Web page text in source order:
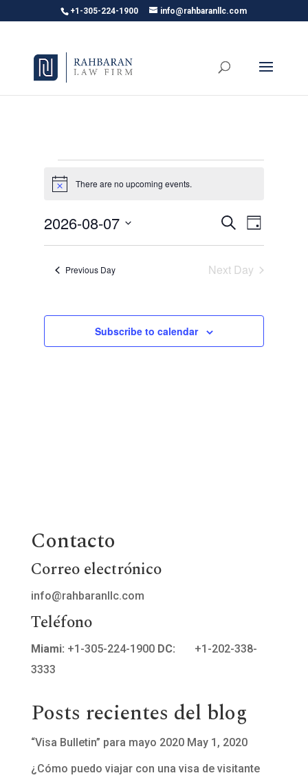
+1-305-224-1900 info@rahbaranllc.com
Events
for
August
7,
2026
Notice There are no upcoming events.
Events
Search
Views
Search
Day
2026-08-07
Select
date.Previous Day Next Day
Subscribe to calendar
Contacto
Correo electrónico
info@rahbaranllc.com
Teléfono
Miami: +1-305-224-1900 DC:
+1-202-338-
3333
Posts recientes del blog
“Visa Bulletin” para mayo 2020 May 1, 2020
¿Cómo puedo viajar con una visa de visitante